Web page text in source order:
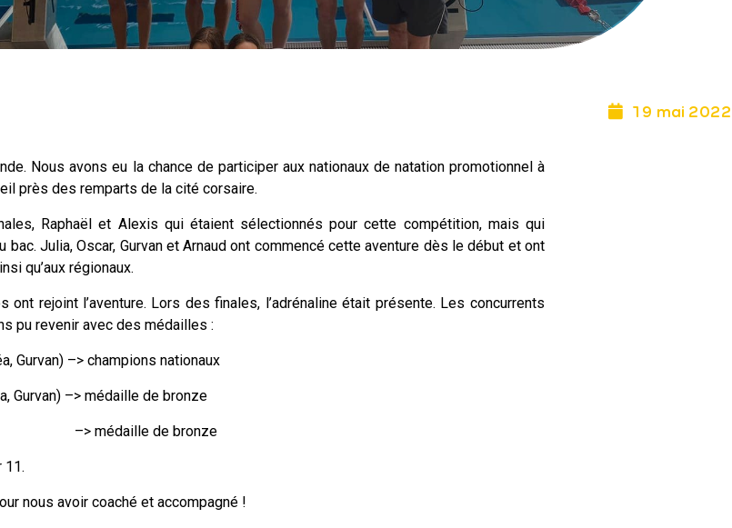
LYCÉE
RÉSERVÉ
19 mai 2022
Nous avons eu la chance de participer aux nationaux de natation promotionnel à
près des remparts de la cité corsaire.
Raphaël et Alexis qui étaient sélectionnés pour cette compétition, mais qui
bac. Julia, Oscar, Gurvan et Arnaud ont commencé cette aventure dès le début et ont
qu’aux régionaux.
rejoint l’aventure. Lors des finales, l’adrénaline était présente. Les concurrents
pu revenir avec des médailles :
Gurvan) –> champions nationaux
Gurvan) –> médaille de bronze
médaille de bronze
11.
nous avoir coaché et accompagné !